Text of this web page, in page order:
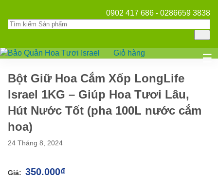
0902 417 686 - 0286659 3838
☰
Giỏ hàng
Bột Giữ Hoa Cắm Xốp LongLife
Israel 1KG – Giúp Hoa Tươi Lâu,
Hút Nước Tốt (pha 100L nước cắm
hoa)
24 Tháng 8, 2024
350.000₫